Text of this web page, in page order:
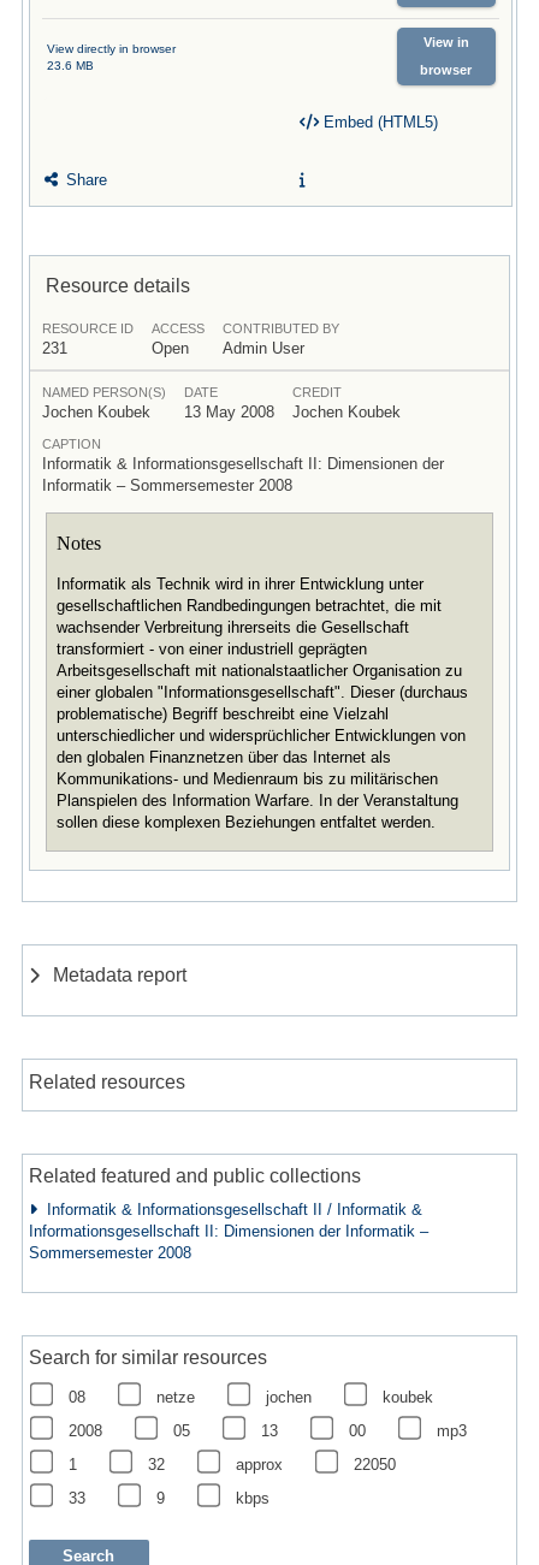
View directly in browser
23.6 MB
View in
browser
Share
Embed (HTML5)
Resource details
RESOURCE ID
231
ACCESS
Open
CONTRIBUTED BY
Admin User
NAMED PERSON(S)
Jochen Koubek
DATE
13 May 2008
CREDIT
Jochen Koubek
CAPTION
Informatik & Informationsgesellschaft II: Dimensionen der
Informatik – Sommersemester 2008
Notes
Informatik als Technik wird in ihrer Entwicklung unter
gesellschaftlichen Randbedingungen betrachtet, die mit
wachsender Verbreitung ihrerseits die Gesellschaft
transformiert - von einer industriell geprägten
Arbeitsgesellschaft mit nationalstaatlicher Organisation zu
einer globalen "Informationsgesellschaft". Dieser (durchaus
problematische) Begriff beschreibt eine Vielzahl
unterschiedlicher und widersprüchlicher Entwicklungen von
den globalen Finanznetzen über das Internet als
Kommunikations- und Medienraum bis zu militärischen
Planspielen des Information Warfare. In der Veranstaltung
sollen diese komplexen Beziehungen entfaltet werden.
Metadata report
Related resources
Related featured and public collections
Informatik & Informationsgesellschaft II / Informatik &
Informationsgesellschaft II: Dimensionen der Informatik –
Sommersemester 2008
Search for similar resources
08 netze jochen
koubek
2008
05 13 00
mp3
1
32 approx
22050
33
9 kbps